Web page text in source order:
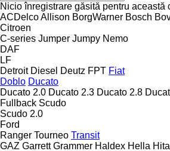
Nicio înregistrare găsită pentru această
ACDelcoAllison BorgWarner Bosch
Citroen
C-series Jumper Jumpy Nemo
DAF
LF
Detroit Diesel Deutz FPT Fiat
Doblo Ducato
Ducato 2.0 Ducato 2.3 Ducato 2.8
Fullback Scudo
Scudo 2.0
Ford
Ranger Tourneo Transit
GAZ Garrett Grammer Haldex Hella